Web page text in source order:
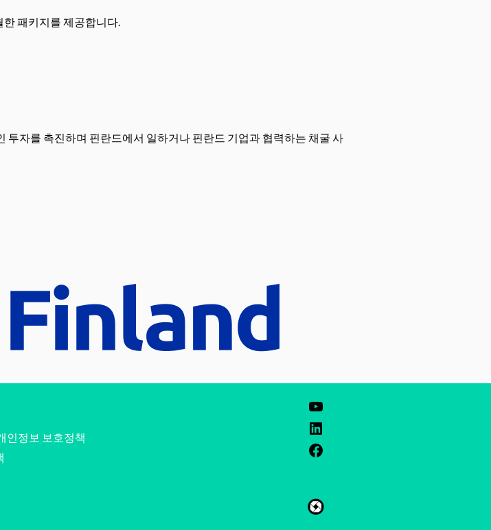
패키지를 제공합니다.
자를 촉진하며 핀란드에서 일하거나 핀란드 기업과 협력하는 채굴 사
인정보 보호정책